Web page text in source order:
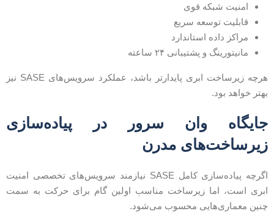
امنیت شبکه قوی
قابلیت توسعه سریع
مراکز داده استاندارد
مانیتورینگ و پشتیبانی ۲۴ ساعته
هرچه زیرساخت ابری پایدارتر باشد، عملکرد سرویس‌های SASE نیز
خواهد بود.
وان سرور در پیاده‌سازی
مدرن
اگرچه پیاده‌سازی کامل SASE نیازمند سرویس‌های تخصصی امنیت
است، اما زیرساخت مناسب اولین گام برای حرکت به سمت
معماری‌هایی محسوب می‌شود.